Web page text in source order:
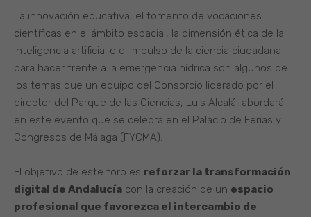
La innovación educativa, el fomento de vocaciones
científicas en el ámbito espacial, la dimensión ética de la
inteligencia artificial o el impulso de la ciencia ciudadana
para hacer frente a la emergencia hídrica son algunos de
los temas que un equipo del Consorcio liderado por el
director del Parque de las Ciencias, Luis Alcalá, abordará
en este evento que se celebra en el Palacio de Ferias y
Congresos de Málaga (FYCMA).
El objetivo de este foro es reforzar la transformación
digital de Andalucía con la creación de un espacio
profesional que favorezca el intercambio de